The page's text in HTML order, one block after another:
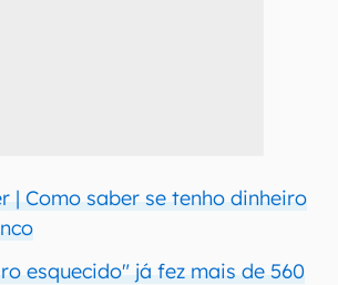
| Como saber se tenho dinheiro
esquecido" já fez mais de 560